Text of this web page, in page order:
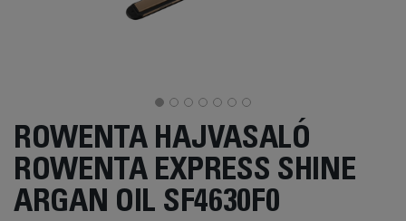
ROWENTA HAJVASALÓ
ROWENTA EXPRESS SHINE
ARGAN OIL SF4630F0